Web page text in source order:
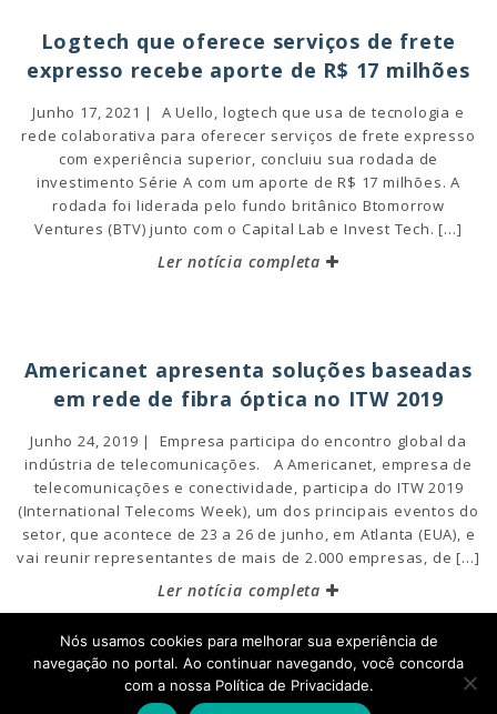
Logtech que oferece serviços de frete
expresso recebe aporte de R$ 17 milhões
Junho 17, 2021 | A Uello, logtech que usa de tecnologia e
rede colaborativa para oferecer serviços de frete expresso
com experiência superior, concluiu sua rodada de
investimento Série A com um aporte de R$ 17 milhões. A
rodada foi liderada pelo fundo britânico Btomorrow
Ventures (BTV) junto com o Capital Lab e Invest Tech. […]
Ler notícia completa
Americanet apresenta soluções baseadas
em rede de fibra óptica no ITW 2019
Junho 24, 2019 | Empresa participa do encontro global da
indústria de telecomunicações. A Americanet, empresa de
telecomunicações e conectividade, participa do ITW 2019
(International Telecoms Week), um dos principais eventos do
setor, que acontece de 23 a 26 de junho, em Atlanta (EUA), e
vai reunir representantes de mais de 2.000 empresas, de […]
Ler notícia completa
Nós usamos cookies para melhorar sua experiência de
navegação no portal. Ao continuar navegando, você concorda
com a nossa Política de Privacidade.